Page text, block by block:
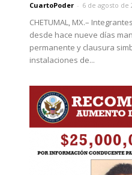
CuartoPoder - 6 de agosto de
CHETUMAL, MX.–
desde hace nueve días
permanente y clausura
instalaciones de...